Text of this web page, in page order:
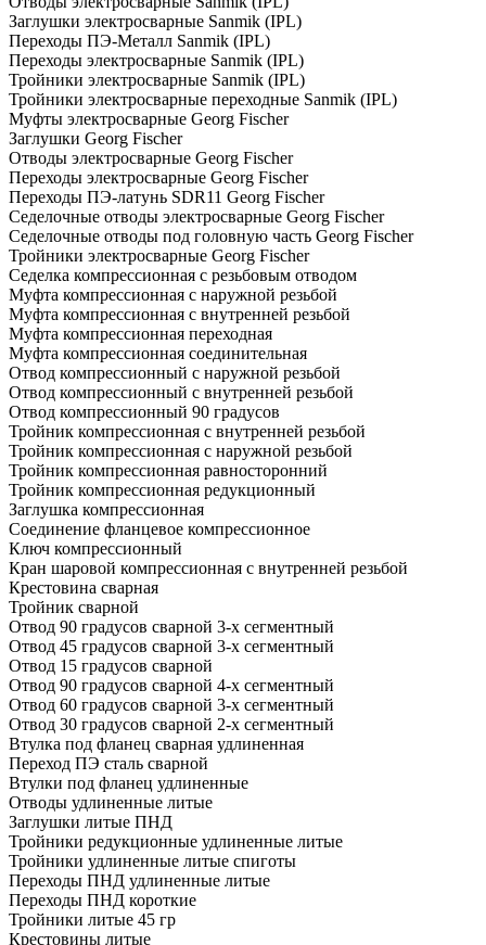
Заглушки электросварные Sanmik (IPL)
Переходы ПЭ-Металл Sanmik (IPL)
Переходы электросварные Sanmik (IPL)
Тройники электросварные Sanmik (IPL)
Тройники электросварные переходные Sanmik (IPL)
Муфты электросварные Georg Fischer
Заглушки Georg Fischer
Отводы электросварные Georg Fischer
Переходы электросварные Georg Fischer
Переходы ПЭ-латунь SDR11 Georg Fischer
Седелочные отводы электросварные Georg Fischer
Седелочные отводы под головную часть Georg Fischer
Тройники электросварные Georg Fischer
Седелка компрессионная с резьбовым отводом
Муфта компрессионная с наружной резьбой
Муфта компрессионная с внутренней резьбой
Муфта компрессионная переходная
Муфта компрессионная соединительная
Отвод компрессионный с наружной резьбой
Отвод компрессионный с внутренней резьбой
Отвод компрессионный 90 градусов
Тройник компрессионная с внутренней резьбой
Тройник компрессионная с наружной резьбой
Тройник компрессионная равносторонний
Тройник компрессионная редукционный
Заглушка компрессионная
Соединение фланцевое компрессионное
Ключ компрессионный
Кран шаровой компрессионная с внутренней резьбой
Крестовина сварная
Тройник сварной
Отвод 90 градусов сварной 3-х сегментный
Отвод 45 градусов сварной 3-х сегментный
Отвод 15 градусов сварной
Отвод 90 градусов сварной 4-х сегментный
Отвод 60 градусов сварной 3-х сегментный
Отвод 30 градусов сварной 2-х сегментный
Втулка под фланец сварная удлиненная
Переход ПЭ сталь сварной
Втулки под фланец удлиненные
Отводы удлиненные литые
Заглушки литые ПНД
Тройники редукционные удлиненные литые
Тройники удлиненные литые спиготы
Переходы ПНД удлиненные литые
Переходы ПНД короткие
Тройники литые 45 гр
Крестовины литые